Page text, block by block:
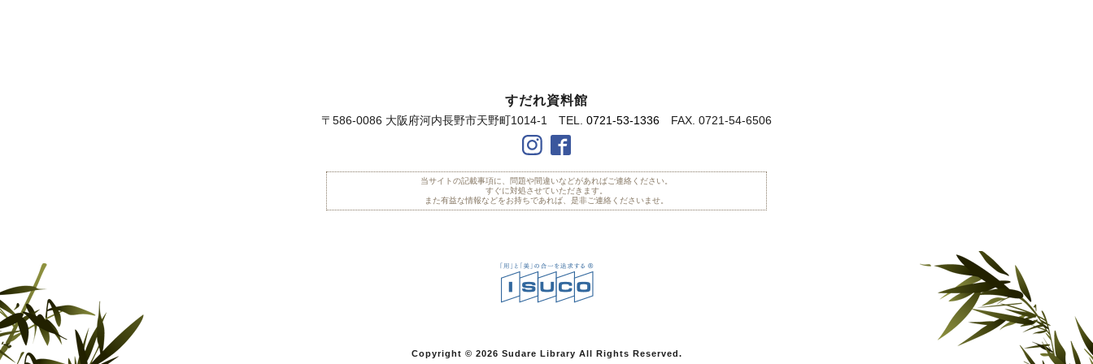
すだれ資料館
〒586-0086 大阪府河内長野市天野町1014-1 TEL. 0721-53-1336 FAX. 0721-54-6506
当サイトの記載事項に、問題や間違いなどがあればご連絡ください。
すぐに対処させていただきます。
また有益な情報などをお持ちであれば、是非ご連絡くださいませ。
Copyright © 2026 Sudare Library All Rights Reserved.